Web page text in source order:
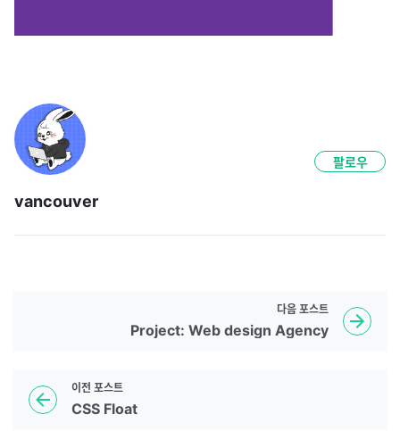
vancouver
팔로우
이전 포스트
CSS Float
다음 포스트
Project: Web design Agency